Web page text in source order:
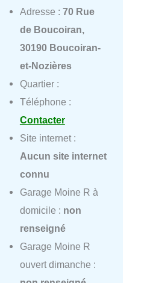
Adresse : 70 Rue
de Boucoiran,
30190 Boucoiran-
et-Nozières
Quartier :
Téléphone :
Contacter
Site internet :
Aucun site internet
connu
Garage Moine R à
domicile : non
renseigné
Garage Moine R
ouvert dimanche :